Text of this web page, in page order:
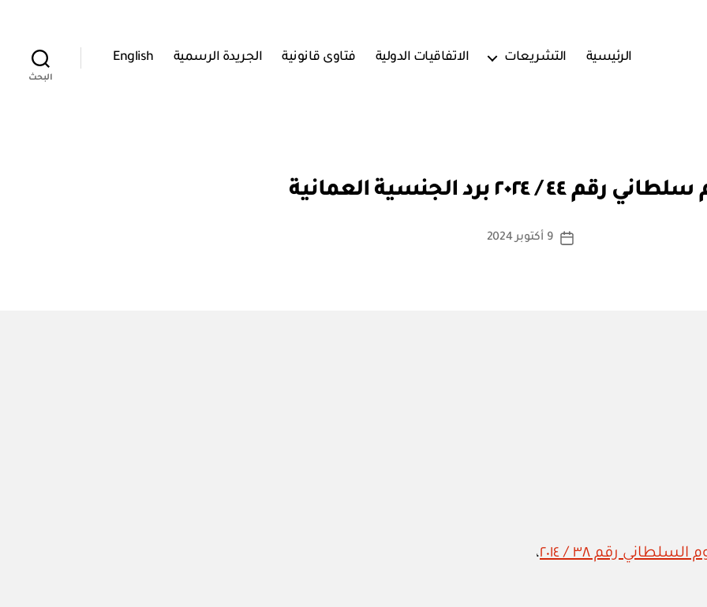
الرئيسية التشريعات الاتفاقيات الدولية فتاوى قانونية الجريدة الرسمية English
البحث
٤٤ / ٢٠٢٤ برد الجنسية العمانية
كاتب
س
ة
تاريخ
9 أكتوبر 2024
رقم ٣٨ / ٢٠١٤ ،